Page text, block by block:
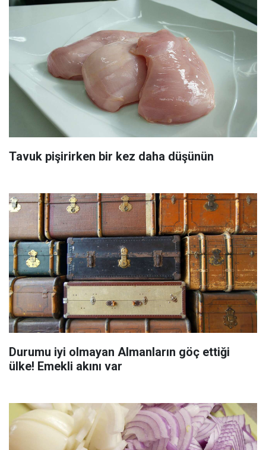
Tavuk pişirirken bir kez daha düşünün
Durumu iyi olmayan Almanların göç ettiği
ülke! Emekli akını var